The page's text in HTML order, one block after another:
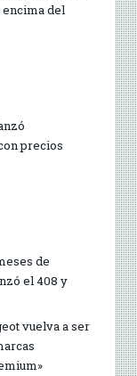
encima del
precios
de
el 408 y
vuelva a ser